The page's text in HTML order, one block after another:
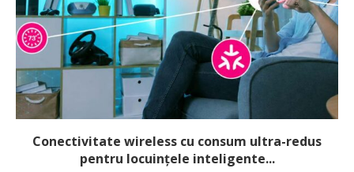
Conectivitate wireless cu consum ultra-redus
pentru locuințele inteligente...